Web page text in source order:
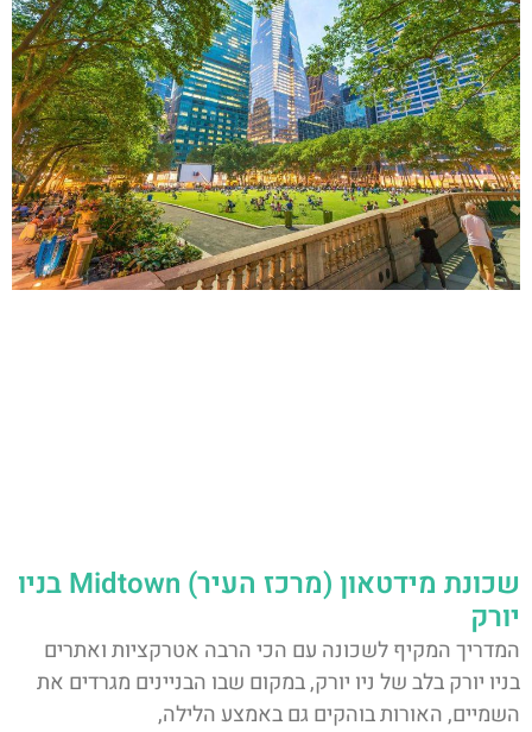
שכונת מידטאון (מרכז העיר) Midtown בניו
יורק
המדריך המקיף לשכונה עם הכי הרבה אטרקציות ואתרים
בניו יורק בלב של ניו יורק, במקום שבו הבניינים מגרדים את
השמיים, האורות בוהקים גם באמצע הלילה,